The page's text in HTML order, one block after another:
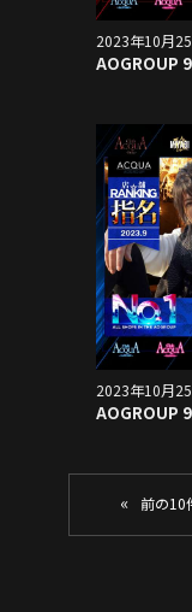
2023年10月
AOGROUP
2023年10月
AOGROUP
«